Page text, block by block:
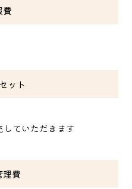
費
ット
ていただきます
理費